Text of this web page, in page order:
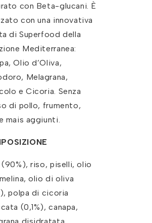
con Beta-glucani. È
con una innovativa
di Superfood della
Mediterranea:
Olio d’Oliva,
Melagrana,
e Cicoria. Senza
di pollo, frumento,
mais aggiunti.
riso, piselli, olio
olio di oliva
polpa di cicoria
(0,1%), canapa,
disidratata